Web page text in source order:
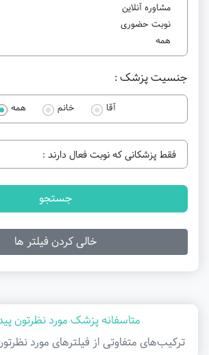
مشاوره آنلاین
نوبت حضوری
همه
جنسیت پزشک :
آقا خانم همه
فقط پزشکانی که نوبت فعال دارند :
جستجو
خالی کردن فیلتر ها
متاسفانه پزشک مورد نظرتون
ترکیب‌های متفاوتی از فیلتر‌های مورد